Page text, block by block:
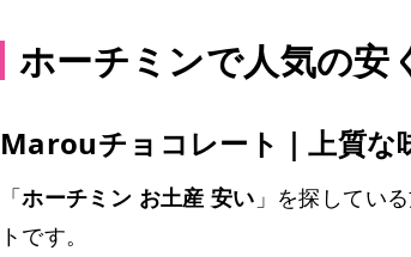
ホーチミンで人気の安
Marouチョコレート｜上質な
「ホーチミン お土産 安い 」を探してい
トです。